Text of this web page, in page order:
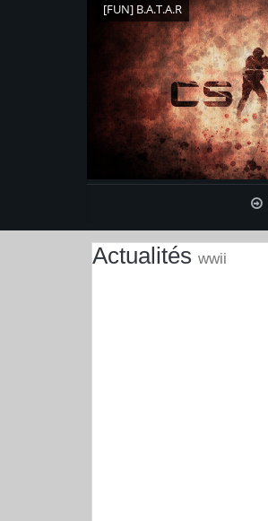
[FUN] B.A.T.A.R
B.A.T.A.R
Actualités wwii